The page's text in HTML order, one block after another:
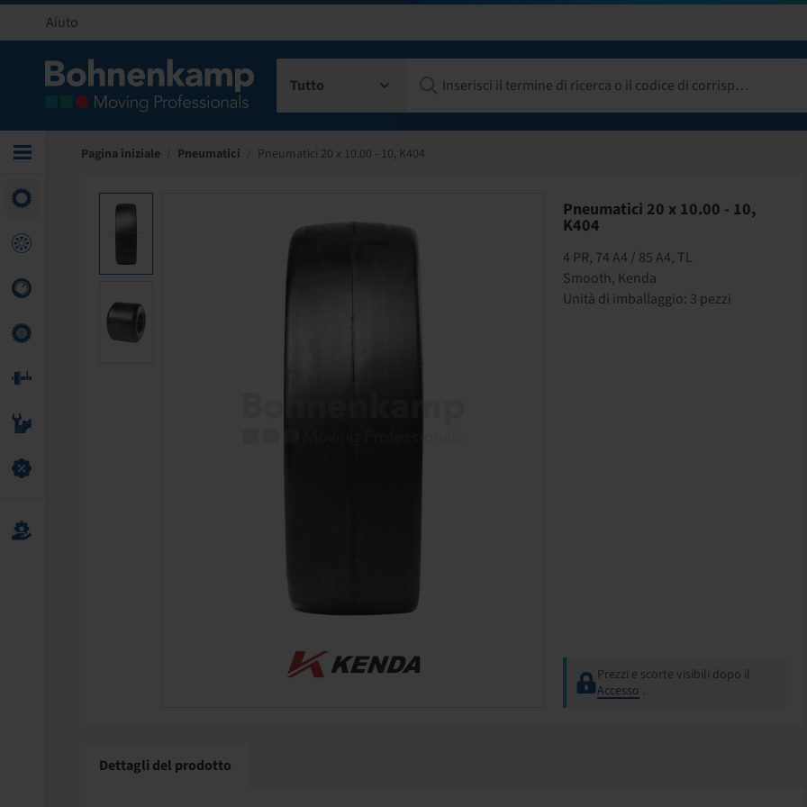
Aiuto
Tutto
Pagina iniziale Pneumatici Pneumatici 20 x 10.00 - 10, K404
Pneumatici 20 x 10.00 - 10,
K404
4 PR, 74 A4 / 85 A4, TL
Smooth, Kenda
Unità di imballaggio: 3 pezzi
Prezzi e scorte visibili dopo il
Accesso .
Dettagli del prodotto